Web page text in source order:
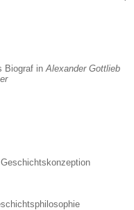
Biograf inAlexander